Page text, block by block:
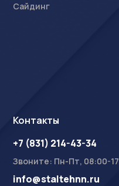
Сайдинг
Контакты
+7 (831) 214-43-34
Звоните: Пн-Пт, 08:00-
info@staltehnn.ru